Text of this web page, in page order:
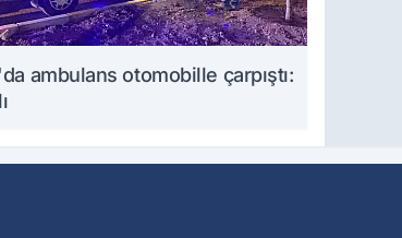
ambulans otomobille çarpıştı: